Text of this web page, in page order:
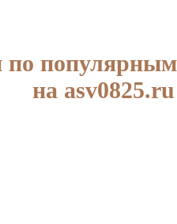
по
на asv0825.ru